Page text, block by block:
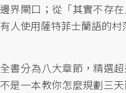
邊界閘口；從「其實不存
有人使用薩特菲士蘭語的村
全書分為八大章節，精選
不是一本教你怎麼規劃三